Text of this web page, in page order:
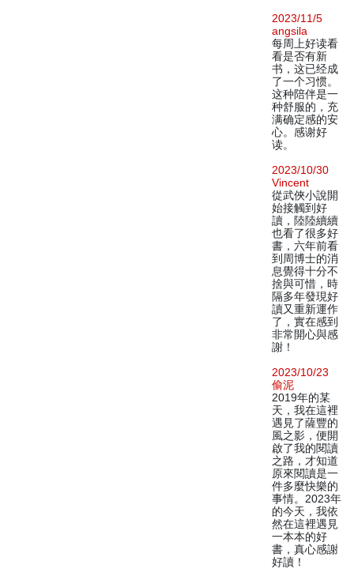
2023/11/5
angsila
每周上好读看
看是否有新
书，这已经成
了一个习惯。
这种陪伴是一
种舒服的，充
满确定感的安
心。感谢好
读。
2023/10/30
Vincent
從武俠小說開
始接觸到好
讀，陸陸續續
也看了很多好
書，六年前看
到周博士的消
息覺得十分不
捨與可惜，時
隔多年發現好
讀又重新運作
了，實在感到
非常開心與感
謝！
2023/10/23
偷泥
2019年的某
天，我在這裡
遇見了薩豐的
風之影，便開
啟了我的閱讀
之路，才知道
原來閱讀是一
件多麼快樂的
事情。2023年
的今天，我依
然在這裡遇見
一本本的好
書，真心感謝
好讀！